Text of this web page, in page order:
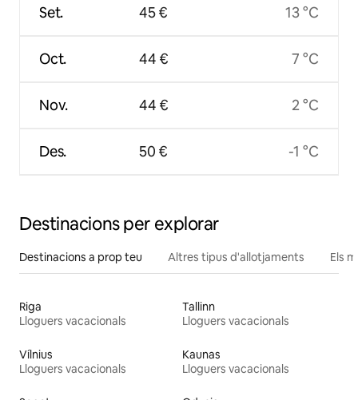
Set.
Oct.
Nov.
Des.
45 €
44 €
44 €
50 €
13 °C
7 °C
2 °C
-1 °C
Destinacions per explorar
Destinacions a prop teu Altres tipus d'allotjaments Els
Riga
Lloguers vacacionals
Tallinn
Lloguers vacacionals
Vílnius
Lloguers vacacionals
Kaunas
Lloguers vacacionals